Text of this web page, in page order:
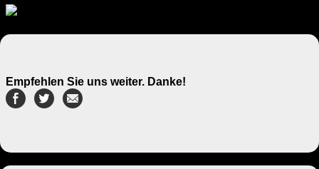
Empfehlen Sie uns weiter. Danke!